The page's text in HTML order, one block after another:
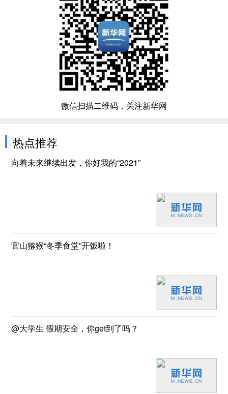
微信扫描二维码，关注新华网
热点推荐
向着未来继续出发，你好我的“2021”
官山猕猴“冬季食堂”开饭啦！
@大学生 假期安全，你get到了吗？